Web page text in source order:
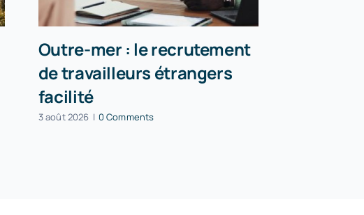
Outre-mer : le recrutement
de travailleurs étrangers
facilité
3 août 2026 | 0 Comments